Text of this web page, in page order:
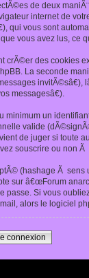
de deux
internet de
qui vous sont
vous avez lus, ce
crÃ©er des cookies
La seconde
invitÃ©sâ€),
messagesâ€).
minimum un
valide
de juger si toute
souscrire ou non
(hashage Ã
sur â€œForum
passe. Si vous
alors le logiciel
connexion